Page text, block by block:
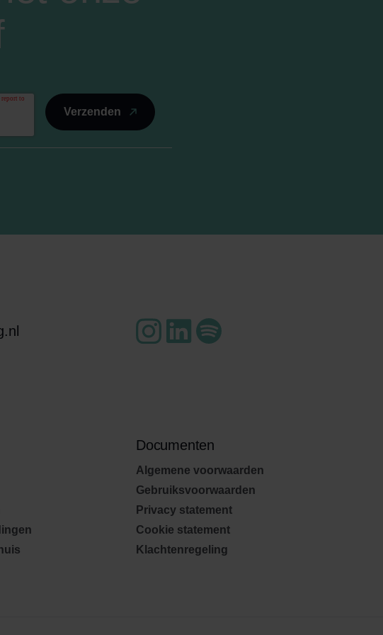
Documenten
Algemene voorwaarden
Gebruiksvoorwaarden
Privacy statement
Cookie statement
Klachtenregeling